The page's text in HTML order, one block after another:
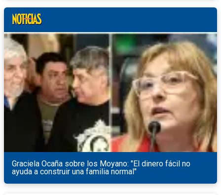
Graciela Ocaña sobre los Moyano: "El dinero fácil no
ayuda a construir una familia normal"